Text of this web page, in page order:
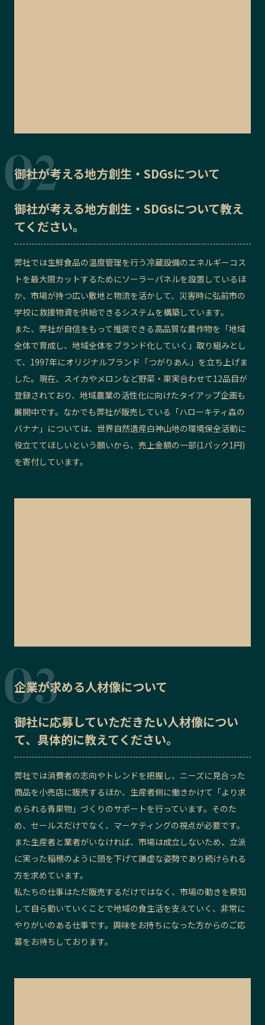
御社が考える地方創生・SDGsについて
御社が考える地方創生・SDGsについて教え
てください。
弊社では生鮮食品の温度管理を行う冷蔵設備のエネルギーコス
トを最大限カットするためにソーラーパネルを設置しているほ
か、市場が持つ広い敷地と物流を活かして、災害時に弘前市の
学校に救援物資を供給できるシステムを構築しています。
また、弊社が自信をもって推奨できる高品質な農作物を「地域
全体で育成し、地域全体をブランド化していく」取り組みとし
て、1997年にオリジナルブランド「つがりあん」を立ち上げま
した。現在、スイカやメロンなど野菜・果実合わせて12品目が
登録されており、地域農業の活性化に向けたタイアップ企画も
展開中です。なかでも弊社が販売している「ハローキティ森の
バナナ」については、世界自然遺産白神山地の環境保全活動に
役立ててほしいという願いから、売上金額の一部(1パック1円)
を寄付しています。
企業が求める人材像について
御社に応募していただきたい人材像につい
て、具体的に教えてください。
弊社では消費者の志向やトレンドを把握し、ニーズに見合った
商品を小売店に販売するほか、生産者側に働きかけて「より求
められる青果物」づくりのサポートを行っています。そのた
め、セールスだけでなく、マーケティングの視点が必要です。
また生産者と業者がいなければ、市場は成立しないため、立派
に実った稲穂のように頭を下げて謙虚な姿勢であり続けられる
方を求めています。
私たちの仕事はただ販売するだけではなく、市場の動きを察知
して自ら動いていくことで地域の食生活を支えていく、非常に
やりがいのある仕事です。興味をお持ちになった方からのご応
募をお待ちしております。